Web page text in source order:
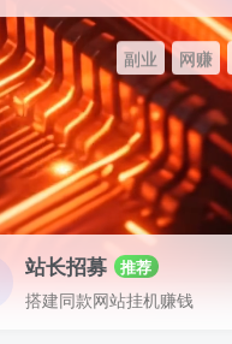
副业 网赚
站长招募 推荐
搭建同款网站挂机赚钱